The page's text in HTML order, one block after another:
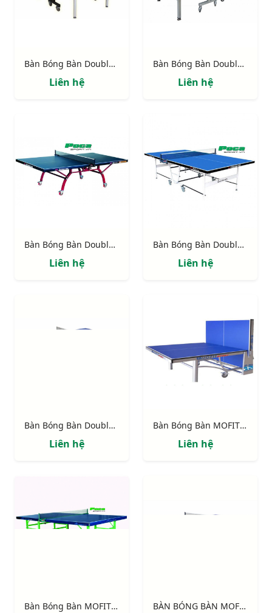
Bàn Bóng Bàn Double Fish 233
Liên hệ
Bàn Bóng Bàn Double Fish DF235
Liên hệ
Bàn Bóng Bàn Double Fish 323
Liên hệ
Bàn Bóng Bàn Double Fish 339
Liên hệ
Bàn Bóng Bàn Double Fish DF 201C-2
Liên hệ
Bàn Bóng Bàn MOFIT SPORT 99/3
Liên hệ
Bàn Bóng Bàn MOFIT SPORT MP201 BÀN BÓNG BÀN MOFIT SPORT MP99